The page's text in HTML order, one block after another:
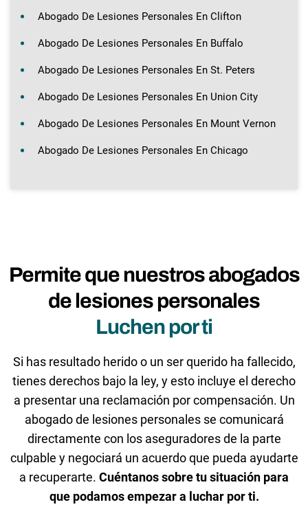
Abogado De Lesiones Personales En Clifton
Abogado De Lesiones Personales En Buffalo
Abogado De Lesiones Personales En St. Peters
Abogado De Lesiones Personales En Union City
Abogado De Lesiones Personales En Mount Vernon
Abogado De Lesiones Personales En Chicago
Permite que nuestros abogados
de lesiones personales
Luchen por ti
Si has resultado herido o un ser querido ha fallecido,
tienes derechos bajo la ley, y esto incluye el derecho
a presentar una reclamación por compensación. Un
abogado de lesiones personales se comunicará
directamente con los aseguradores de la parte
culpable y negociará un acuerdo que pueda ayudarte
a recuperarte. Cuéntanos sobre tu situación para
que podamos empezar a luchar por ti.